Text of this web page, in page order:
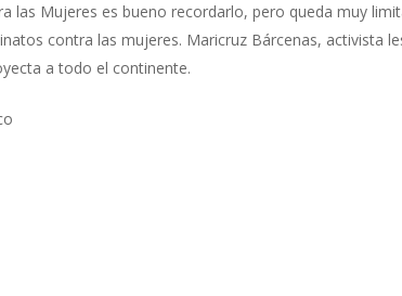
las Mujeres es bueno recordarlo, pero queda muy
contra las mujeres. Maricruz Bárcenas, activista
a todo el continente.